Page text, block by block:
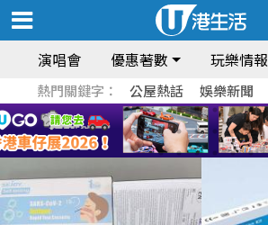
演唱會 優惠著數 玩樂情報
熱門關鍵字： 公屋熱話 娛樂新聞